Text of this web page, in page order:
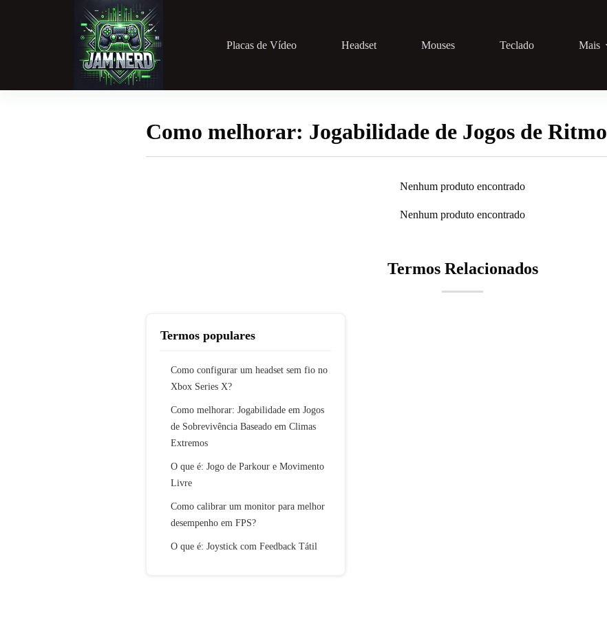
Placas de Vídeo Headset Mouses Teclado Mais
Como melhorar: Jogabilidade de Jogos de Ritmo
Nenhum produto encontrado
Nenhum produto encontrado
Termos Relacionados
Termos populares
Como configurar um headset sem fio no
Xbox Series X?
Como melhorar: Jogabilidade em Jogos
de Sobrevivência Baseado em Climas
Extremos
O que é: Jogo de Parkour e Movimento
Livre
Como calibrar um monitor para melhor
desempenho em FPS?
O que é: Joystick com Feedback Tátil